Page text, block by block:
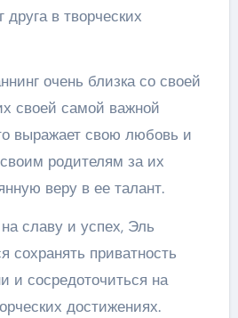
в творческих
очень близка со своей
своей самой важной
выражает свою любовь и
родителям за их
веру в ее талант.
славу и успех, Эль
сохранять приватность
и сосредоточиться на
достижениях.